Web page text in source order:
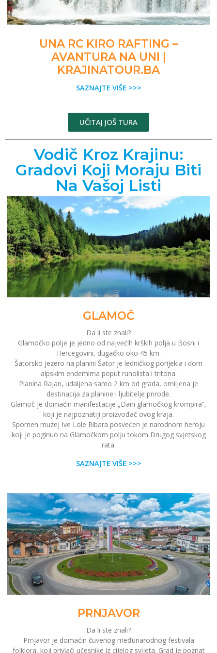
UNA RC KIRO RAFTING –
AVANTURA NA UNI |
KRAJINATOUR.BA
SAZNAJTE VIŠE >>>
UČITAJ JOŠ TURA
Vodič Kroz Krajinu:
Gradovi Koji Moraju Biti
Na Vašoj Listi
GLAMOČ
Da li ste znali?
Glamočko polje je jedno od najvećih krških polja u Bosni i
Hercegovini, dugačko oko 45 km.
Šatorsko jezero na planini Šator je ledničkog porijekla i dom
alpskim endemima poput runolista i tritona.
Planina Rajan, udaljena samo 2 km od grada, omiljena je
destinacija za planine i ljubitelje prirode.
Glamoč je domaćin manifestacije „Dani glamočkog krompira“,
koji je najpoznatiji proizvođač ovog kraja.
Spomen muzej Ive Lole Ribara posvećen je narodnom heroju
koji je poginuo na Glamočkom polju tokom Drugog svjetskog
rata.
SAZNAJTE VIŠE >>>
PRNJAVOR
Da li ste znali?
Prnjavor je domaćin čuvenog međunarodnog festivala
folklora, koji privlači učesnike iz cijelog svijeta. Grad je poznat